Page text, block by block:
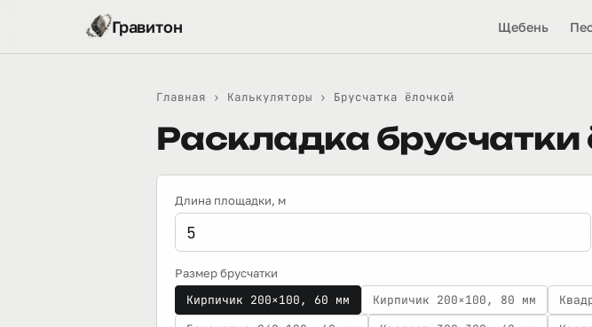
Гравитон Щебень
Главная › Калькуляторы › Брусчатка ёлочкой
Раскладка брусчатки
Длина площадки, м
Размер брусчатки
Кирпичик 200×100, 60 мм Кирпичик 200×100, 80 мм